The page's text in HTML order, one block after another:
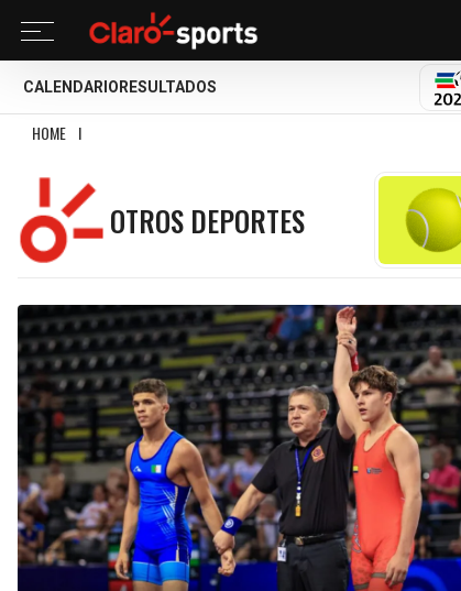
CALENDARIO RESULTADOS
HOME I
OTROS DEPORTES